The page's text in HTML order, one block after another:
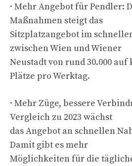
· Mehr Angebot für Pendler:
Maßnahmen steigt das
Sitzplatzangebot im
zwischen Wien und Wiener
Neustadt von rund 30.000
Plätze pro Werktag.
· Mehr Züge, bessere
Vergleich zu 2023 wächst
das Angebot an schnellen
Damit gibt es mehr
Möglichkeiten für die